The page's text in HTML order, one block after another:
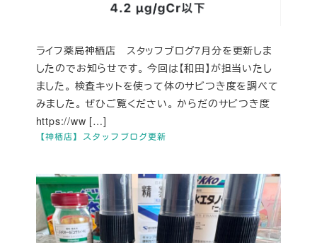
【神栖店】スタッフブログ更新
ライフ薬局神栖店 スタッフブログ7月分を更新しま
したのでお知らせです。 今回は【和田】が担当いたし
ました。 検査キットを使って体のサビつき度を調べて
みました。 ぜひご覧ください。 からだのサビつき度
https://ww […]